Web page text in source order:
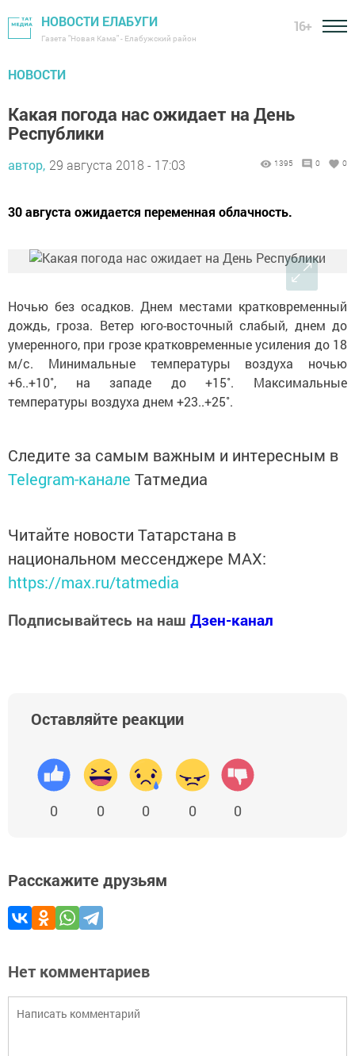
НОВОСТИ ЕЛАБУГИ
Газета "Новая Кама" - Елабужский район
16+
НОВОСТИ
Какая погода нас ожидает на День
Республики
автор, 29 августа 2018 - 17:03 1395 0 0
30 августа ожидается переменная облачность.
Ночью без осадков. Днем местами кратковременный
дождь, гроза. Ветер юго-восточный слабый, днем до
умеренного, при грозе кратковременные усиления до 18
м/с. Минимальные температуры воздуха ночью
+6..+10˚, на западе до +15˚. Максимальные
температуры воздуха днем +23..+25˚.
Следите за самым важным и интересным в
Telegram-канале Татмедиа
Читайте новости Татарстана в
национальном мессенджере MАХ:
https://max.ru/tatmedia
Подписывайтесь на наш Дзен-канал
Оставляйте реакции
0 0 0 0 0
Расскажите друзьям
Нет комментариев